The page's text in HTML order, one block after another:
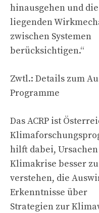
hinausgehen und
liegenden
zwischen Systemen
berücksichtigen.“
Zwtl.: Details zum
Programme
Das ACRP ist
hilft dabei,
Klimakrise besser zu
verstehen, die
Erkenntnisse über
Strategien zur